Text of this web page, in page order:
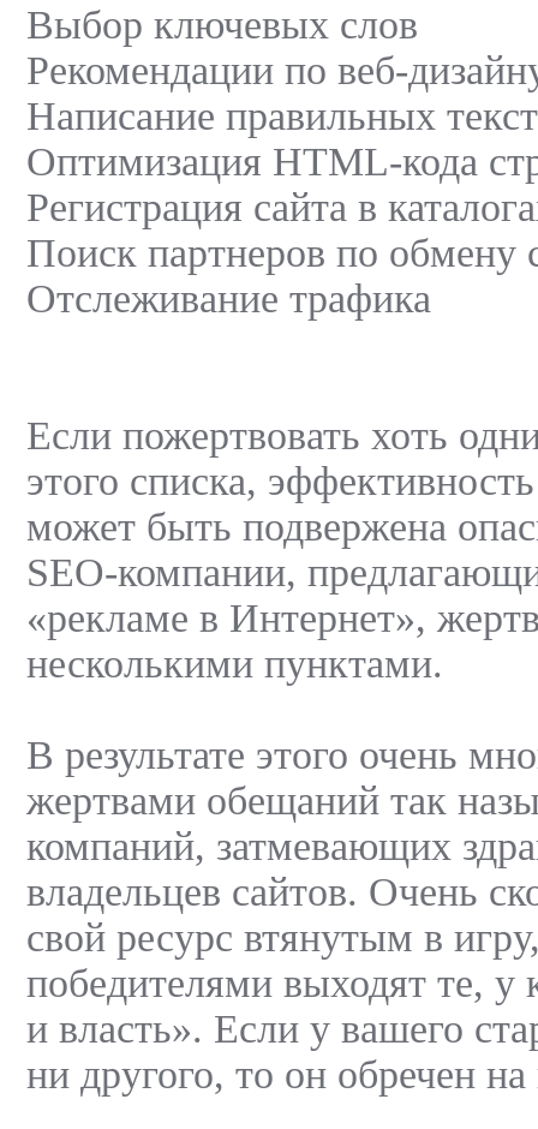
Выбор ключевых слов
Рекомендации по веб-
Написание правильных
Оптимизация HTML-кода
Регистрация сайта в
Поиск партнеров по обмену
Отслеживание трафика
Если пожертвовать хоть
этого списка,
может быть подвержена
SEO-компании,
«рекламе в Интернет»,
несколькими пунктами.
В результате этого очень
жертвами обещаний так
компаний, затмевающих
владельцев сайтов. Очень
свой ресурс втянутым в
победителями выходят те, у
и власть». Если у вашего
ни другого, то он обречен